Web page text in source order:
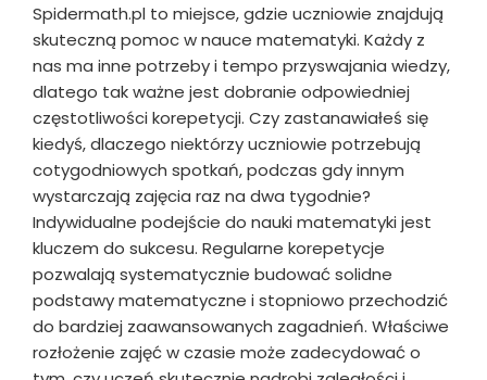
Spidermath.pl to miejsce, gdzie uczniowie znajdują
skuteczną pomoc w nauce matematyki. Każdy z
nas ma inne potrzeby i tempo przyswajania wiedzy,
dlatego tak ważne jest dobranie odpowiedniej
częstotliwości korepetycji. Czy zastanawiałeś się
kiedyś, dlaczego niektórzy uczniowie potrzebują
cotygodniowych spotkań, podczas gdy innym
wystarczają zajęcia raz na dwa tygodnie?
Indywidualne podejście do nauki matematyki jest
kluczem do sukcesu. Regularne korepetycje
pozwalają systematycznie budować solidne
podstawy matematyczne i stopniowo przechodzić
do bardziej zaawansowanych zagadnień. Właściwe
rozłożenie zajęć w czasie może zadecydować o